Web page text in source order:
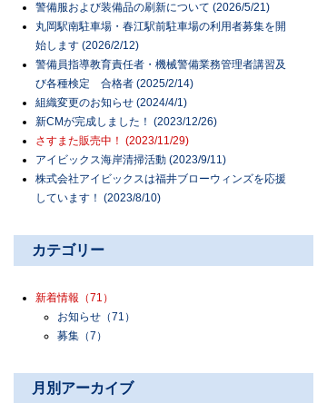
警備服および装備品の刷新について (2026/5/21)
丸岡駅南駐車場・春江駅前駐車場の利用者募集を開
始します (2026/2/12)
警備員指導教育責任者・機械警備業務管理者講習及
び各種検定 合格者 (2025/2/14)
組織変更のお知らせ (2024/4/1)
新CMが完成しました！ (2023/12/26)
さすまた販売中！ (2023/11/29)
アイビックス海岸清掃活動 (2023/9/11)
株式会社アイビックスは福井ブローウィンズを応援
しています！ (2023/8/10)
カテゴリー
新着情報 （71）
お知らせ （71）
募集 （7）
月別アーカイブ